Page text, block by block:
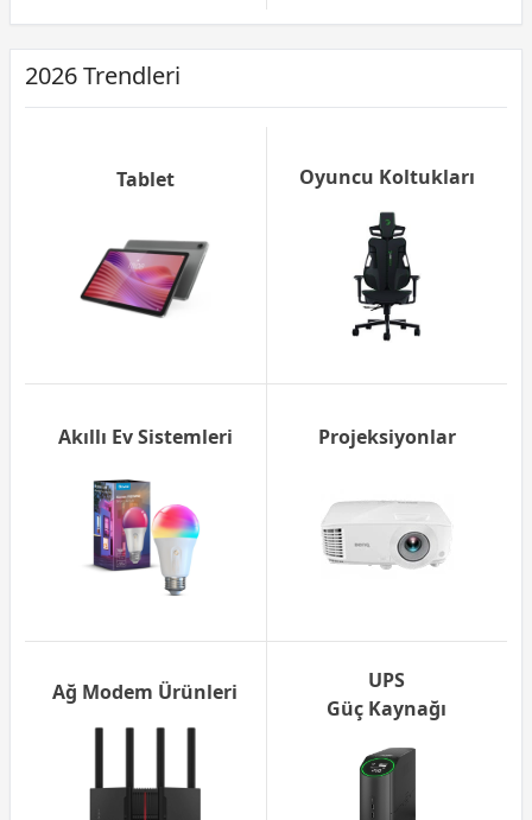
2026 Trendleri
Tablet
Akıllı Ev Sistemleri
Ağ Modem Ürünleri
Oyuncu Koltukları
Projeksiyonlar
UPS
Güç Kaynağı